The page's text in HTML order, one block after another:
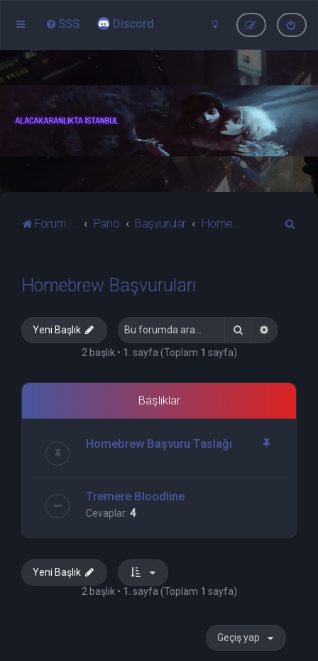
SSS Discord
Forum ana sayfa Pano Başvurular Homebrew Başvuruları
Homebrew Başvuruları
Yeni Başlık Gelişmiş
2 başlık • 1 . sayfa (Toplam 1 sayfa)
Başlıklar
Homebrew Başvuru Taslağı
Tremere Bloodline
Cevaplar: 4
Yeni Başlık
2 başlık • 1 . sayfa (Toplam 1 sayfa)
Geçiş yap